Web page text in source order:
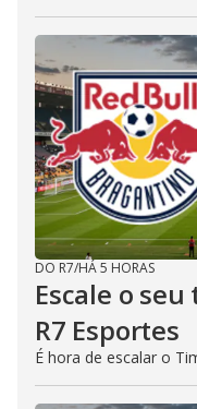
DO R7/HÁ 5 HORAS
Escale o
R7 Esportes
É hora de escalar o